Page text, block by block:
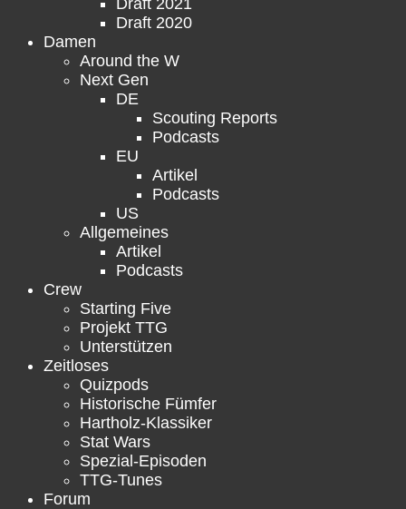
Draft 2021
Draft 2020
Damen
Around the W
Next Gen
DE
Scouting Reports
Podcasts
EU
Artikel
Podcasts
US
Allgemeines
Artikel
Podcasts
Crew
Starting Five
Projekt TTG
Unterstützen
Zeitloses
Quizpods
Historische Fümfer
Hartholz-Klassiker
Stat Wars
Spezial-Episoden
TTG-Tunes
Forum